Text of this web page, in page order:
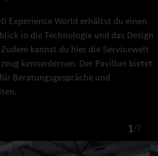
Experience World erhältst du einen
in die Technologie und das Design
kannst du hier die Servicewelt
kennenlernen. Der Pavillon bietet
Beratungsgespräche und
1/7